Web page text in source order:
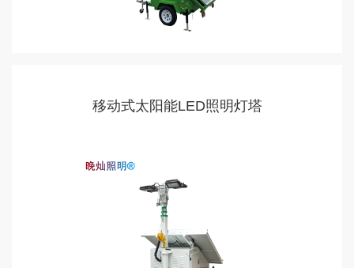
移动式太阳能LED照明灯塔